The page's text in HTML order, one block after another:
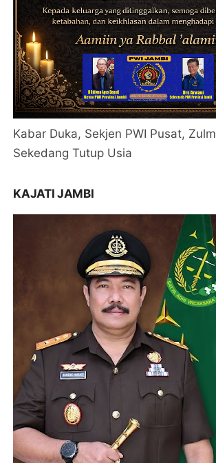
Kabar Duka, Sekjen PWI Pusat,
Sekedang Tutup Usia
KAJATI JAMBI